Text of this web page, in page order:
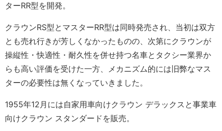
ターRR型を開発。
クラウンRS型とマスターRR型は同時発売され、当初は双方
とも売れ行きが芳しくなかったものの、次第にクラウンが
操縦性・快適性・耐久性を併せ持つ名車とタクシー業界か
らも高い評価を受けた一方、メカニズム的には旧弊なマス
ターの必要性は無くなっていきました。
1955年12月には自家用車向けクラウン デラックスと事業車
向けクラウン スタンダードを販売。